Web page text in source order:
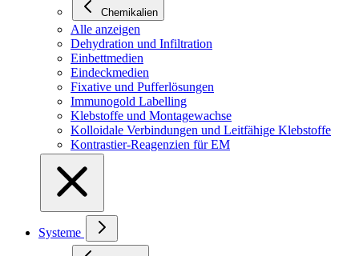
Chemikalien
Alle anzeigen
Dehydration und Infiltration
Einbettmedien
Eindeckmedien
Fixative und Pufferlösungen
Immunogold Labelling
Klebstoffe und Montagewachse
Kolloidale Verbindungen und Leitfähige Klebstoffe
Kontrastier-Reagenzien für EM
Systeme